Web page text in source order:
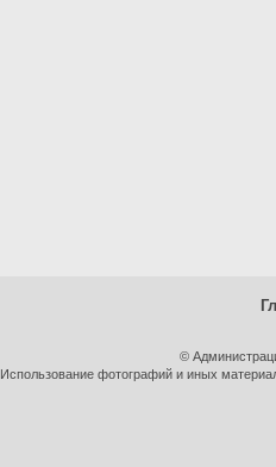
©
Использование фотографий и иных